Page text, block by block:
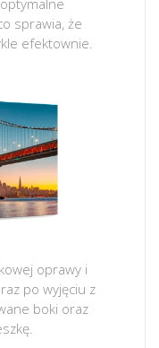
sprawia, że
efektownie.
oprawy i
po wyjęciu z
boki oraz